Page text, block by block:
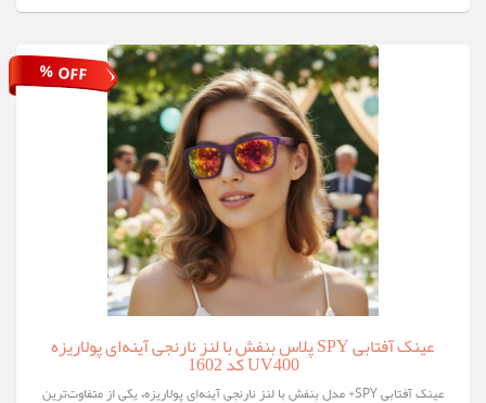
% OFF
عینک آفتابی SPY پلاس بنفش با لنز نارنجی آینه‌ای پولاریزه
UV400 کد 1602
عینک آفتابی SPY+ مدل بنفش با لنز نارنجی آینه‌ای پولاریزه، یکی از متفاوت‌ترین